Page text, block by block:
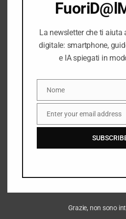
Investire (e
guadagnare)
La newsletter che ti aiuta
digitale: smartphone,
e IA spiegati in
Nome
Enter your email address
Grazie, non sono